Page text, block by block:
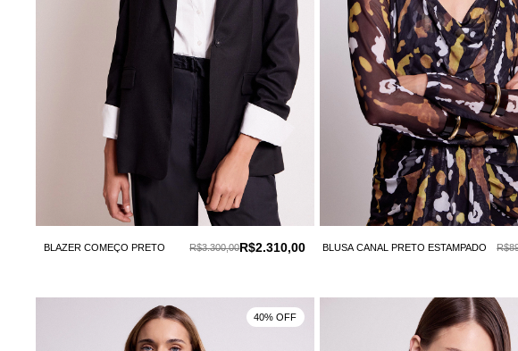
BLAZER COMEÇO PRETO R$2.310,00
R$3.300,00 BLUSA CANAL PRETO ESTAMPADO
40% OFF